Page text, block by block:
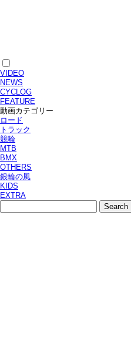
VIDEO
NEWS
CYCLOG
FEATURE
動画カテゴリー
ロード
トラック
競輪
MTB
BMX
OTHERS
銀輪の風
KIDS
EXTRA